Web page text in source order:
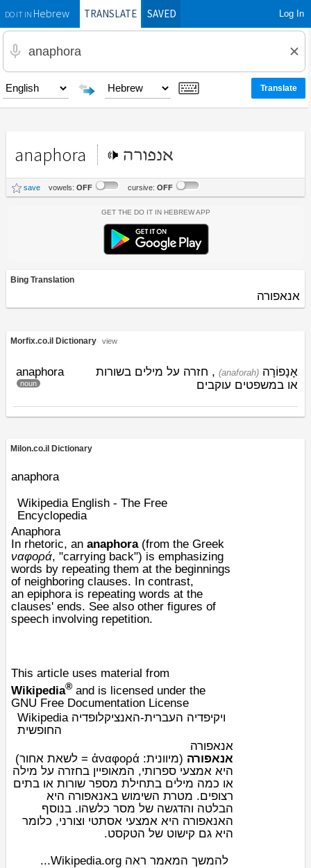
DO IT INHebrewTRANSLATE SAVED Log In
anaphora אנפורה
save vowels: OFF cursive: OFF
Get the Do It In Hebrew App
Bing Translation
אנאפורה
Morfix.co.il Dictionary view
anaphora
noun
(anaforah) אָנָפוֹרָה
, חזרה על מילים בשורות
או במשפטים עוקבים
Milon.co.il Dictionary
anaphora
Wikipedia English - The Free
Encyclopedia
Anaphora
In rhetoric, an anaphora(from the Greek
ναφορά, "carrying back") is emphasizing
words by repeating them at the beginnings
of neighboring clauses. In contrast,
an epiphorais repeating words at the
clauses' ends. See also other figures of
speech involving repetition.
This article uses material from
Wikipedia® and is licensed under the
GNU Free Documentation License
Wikipedia ויקיפדיה העברית-האנציקלופדיה
החופשית
אנאפורה
אנאפורה
(מיוונית: ἀναφορά = לשאת אחור)
היא אמצעי ספרותי, המאופיין בחזרה על מילה
או כמה מילים בתחילת מספר שורות או בתים
רצופים. מטרת השימוש באנאפורה היא
הבלטה והדגשה של מסר כלשהו. בנוסף
האנאפורה היא אמצעי אסתטי וצורני, כלומר
היא גם קישוט של הטקסט.
להמשך המאמר ראה Wikipedia.org...